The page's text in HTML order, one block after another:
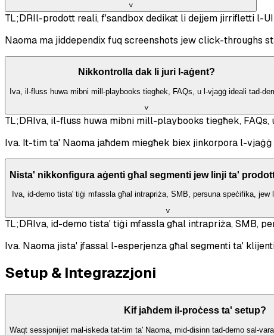
˅
TL;DRIl-prodott reali, f'sandbox dedikat li dejjem jirrifletti l-
Naoma ma jiddependix fuq screenshots jew click-throughs
Nikkontrolla dak li juri l-aġent?
Iva, il-fluss huwa mibni mill-playbooks tiegħek, FAQs, u l-vjaġġ ideali tad-
˅
TL;DRIva, il-fluss huwa mibni mill-playbooks tiegħek,
Iva. It-tim ta' Naoma jaħdem miegħek biex jinkorpora l-
Nista' nikkonfigura aġenti għal segmenti jew linji ta'
Iva, id-demo tista' tiġi mfassla għal intrapriża, SMB, persuna speċifika, jew
˅
TL;DRIva, id-demo tista' tiġi mfassla għal intrapriża, SMB,
Iva. Naoma jista' jfassal l-esperjenza għal segmenti ta'
Setup & Integrazzjoni
Kif jaħdem il-proċess ta' setup?
Waqt sessjonijiet mal-iskeda tat-tim ta' Naoma, mid-disinn tad-demo sal-